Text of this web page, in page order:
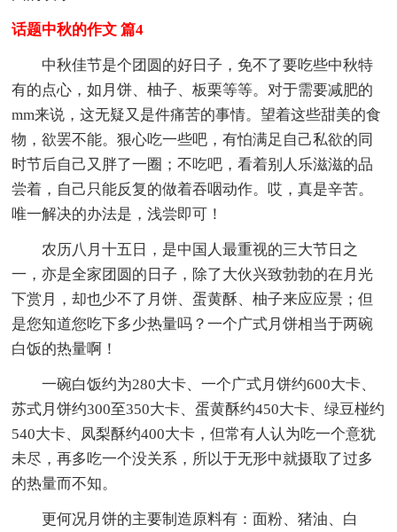
话题中秋的作文 篇4
中秋佳节是个团圆的好日子，免不了要吃些中秋特
有的点心，如月饼、柚子、板栗等等。对于需要减肥的
mm来说，这无疑又是件痛苦的事情。望着这些甜美的食
物，欲罢不能。狠心吃一些吧，有怕满足自己私欲的同
时节后自己又胖了一圈；不吃吧，看着别人乐滋滋的品
尝着，自己只能反复的做着吞咽动作。哎，真是辛苦。
唯一解决的办法是，浅尝即可！
农历八月十五日，是中国人最重视的三大节日之
一，亦是全家团圆的日子，除了大伙兴致勃勃的在月光
下赏月，却也少不了月饼、蛋黄酥、柚子来应应景；但
是您知道您吃下多少热量吗？一个广式月饼相当于两碗
白饭的热量啊！
一碗白饭约为280大卡、一个广式月饼约600大卡、
苏式月饼约300至350大卡、蛋黄酥约450大卡、绿豆椪约
540大卡、凤梨酥约400大卡，但常有人认为吃一个意犹
未尽，再多吃一个没关系，所以于无形中就摄取了过多
的热量而不知。
更何况月饼的主要制造原料有：面粉、猪油、白